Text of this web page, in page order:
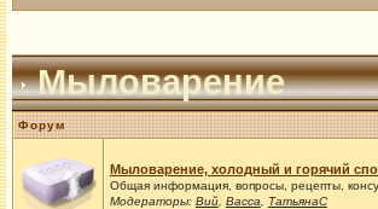
Мыловарение
Форум
Мыловарение, холодный и горячий
Общая информация, вопросы, рецепты,
Модераторы: Вий, Васса ТатьянаС